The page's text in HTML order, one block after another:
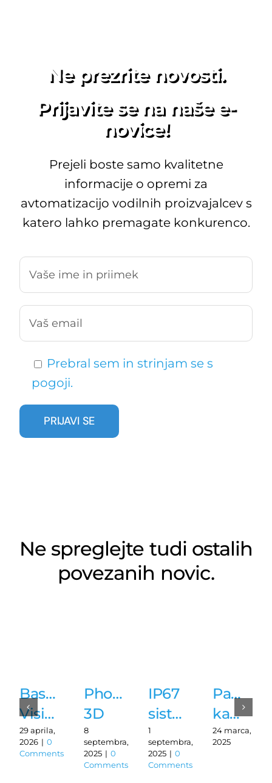
Ne prezrite novosti.
Prijavite se na naše e-
novice!
Prejeli boste samo kvalitetne
informacije o opremi za
avtomatizacijo vodilnih proizvajalcev s
katero lahko premagate konkurenco.
Prebral sem in strinjam se s
pogoji.
Ne spreglejte tudi ostalih
povezanih novic.
Basler
Vision
Simulation
za
29 aprila,
2026 | 0
Comments
PhoXi
3D
Gen3
Photoneo:
Preskok
8
septembra,
2025 | 0
Comments
IP67
sistem
strojnega
vida
Basler
1
septembra,
2025 | 0
Comments
kamera
NS42
24 marca,
2025